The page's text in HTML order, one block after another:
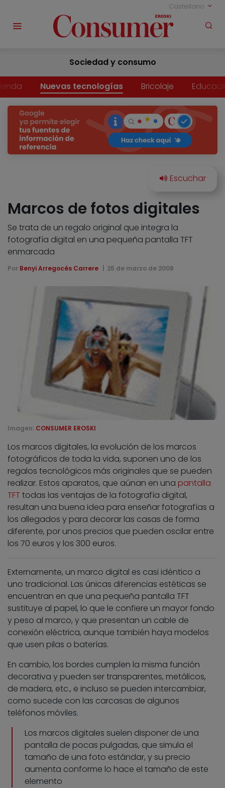
Castellano
Sociedad y consumo
Nuevas tecnologías Bricolaje
Marcos de fotos digitales
Se trata de un regalo original que integra la
fotografía digital en una pequeña pantalla TFT
enmarcada
Por Benyi Arregocés Carrere 25 de marzo de 2008
Imagen: CONSUMER EROSKI
Los marcos digitales, la evolución de los marcos
fotográficos de toda la vida, suponen uno de los
regalos tecnológicos más originales que se pueden
realizar. Estos aparatos, que aúnan en una pantalla
TFT todas las ventajas de la fotografía digital,
resultan una buena idea para enseñar fotografías a
los allegados y para decorar las casas de forma
diferente, por unos precios que pueden oscilar entre
los 70 euros y los 300 euros.
Externamente, un marco digital es casi idéntico a
uno tradicional. Las únicas diferencias estéticas se
encuentran en que una pequeña pantalla TFT
sustituye al papel, lo que le confiere un mayor fondo
y peso al marco, y que presentan un cable de
conexión eléctrica, aunque también haya modelos
que usen pilas o baterías.
En cambio, los bordes cumplen la misma función
decorativa y pueden ser transparentes, metálicos,
de madera, etc., e incluso se pueden intercambiar,
como sucede con las carcasas de algunos
teléfonos móviles.
Los marcos digitales suelen disponer de una
pantalla de pocas pulgadas, que simula el
tamaño de una foto estándar, y su precio
aumenta conforme lo hace el tamaño de este
elemento